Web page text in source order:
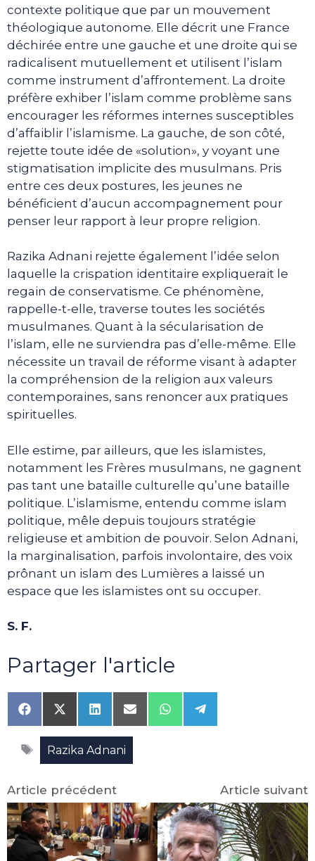
contexte politique que par un mouvement
théologique autonome. Elle décrit une France
déchirée entre une gauche et une droite qui se
radicalisent mutuellement et utilisent l’islam
comme instrument d’affrontement. La droite
préfère exhiber l’islam comme problème sans
encourager les réformes internes susceptibles
d’affaiblir l’islamisme. La gauche, de son côté,
rejette toute idée de «solution», y voyant une
stigmatisation implicite des musulmans. Pris
entre ces deux postures, les jeunes ne
bénéficient d’aucun accompagnement pour
penser leur rapport à leur propre religion.
Razika Adnani rejette également l’idée selon
laquelle la crispation identitaire expliquerait le
regain de conservatisme. Ce phénomène,
rappelle-t-elle, traverse toutes les sociétés
musulmanes. Quant à la sécularisation de
l’islam, elle ne surviendra pas d’elle-même. Elle
nécessite un travail de réforme visant à adapter
la compréhension de la religion aux valeurs
contemporaines, sans renoncer aux pratiques
spirituelles.
Elle estime, par ailleurs, que les islamistes,
notamment les Frères musulmans, ne gagnent
pas tant une bataille culturelle qu’une bataille
politique. L’islamisme, entendu comme islam
politique, mêle depuis toujours stratégie
religieuse et ambition de pouvoir. Selon Adnani,
la marginalisation, parfois involontaire, des voix
prônant un islam des Lumières a laissé un
espace que les islamistes ont su occuper.
S. F.
Partager l'article
Share
on
Facebook
Share
on
X
(Twitter)
Share
on
LinkedIn
Share
on
Email
Share
on
Share
on
Étiquettes
Razika Adnani
Article précédent Article suivant